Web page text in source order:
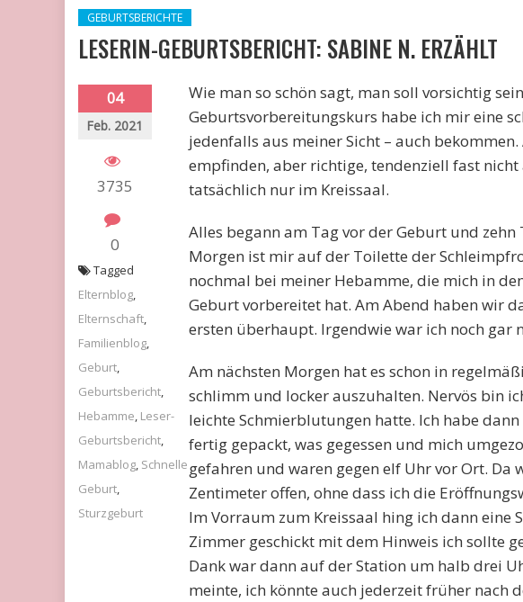
GEBURTSBERICHTE
LESERIN-GEBURTSBERICHT: SABINE N. ERZÄHLT
04
Feb. 2021
3735
0
Wie man so schön sagt, man soll vorsichtig
Geburtsvorbereitungskurs habe ich mir eine
jedenfalls aus meiner Sicht – auch
empfinden, aber richtige, tendenziell fast
tatsächlich nur im Kreissaal.
Alles begann am Tag vor der Geburt und
Morgen ist mir auf der Toilette der
nochmal bei meiner Hebamme, die mich in
Geburt vorbereitet hat. Am Abend haben wir
ersten überhaupt. Irgendwie war ich noch gar
Am nächsten Morgen hat es schon in
schlimm und locker auszuhalten. Nervös bin
leichte Schmierblutungen hatte. Ich habe
fertig gepackt, was gegessen und mich
gefahren und waren gegen elf Uhr vor Ort. Da
Zentimeter offen, ohne dass ich die
Im Vorraum zum Kreissaal hing ich dann eine
Zimmer geschickt mit dem Hinweis ich sollte
Dank war dann auf der Station um halb drei
meinte, ich könnte auch jederzeit früher nach
Tagged
Elternblog
Elternschaft
Familienblog
Geburt
Geburtsbericht
Hebamme Leser-
Geburtsbericht
Mamablog Schnelle
Geburt
Sturzgeburt